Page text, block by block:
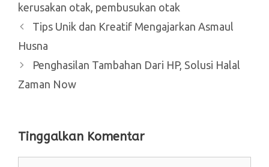
kerusakan otak pembusukan otak
Tips Unik dan Kreatif Mengajarkan Asmaul
Husna
Penghasilan Tambahan Dari HP, Solusi Halal
Zaman Now
Tinggalkan Komentar